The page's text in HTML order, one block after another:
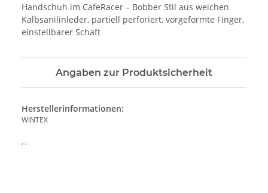
Handschuh im CafeRacer – Bobber Stil aus weichen
Kalbsanilinleder, partiell perforiert, vorgeformte Finger,
einstellbarer Schaft
Angaben zur Produktsicherheit
Herstellerinformationen:
WINTEX
, ,